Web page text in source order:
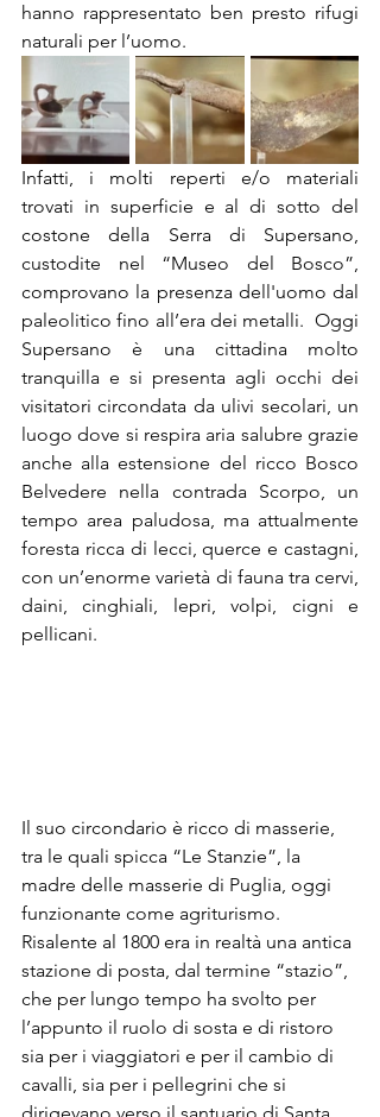
hanno rappresentato ben presto rifugi
naturali per l’uomo.
Infatti, i molti reperti e/o materiali
trovati in superficie e al di sotto del
costone della Serra di Supersano,
custodite nel “Museo del Bosco”,
comprovano la presenza dell'uomo dal
paleolitico fino all’era dei metalli.  Oggi
Supersano è una cittadina molto
tranquilla e si presenta agli occhi dei
visitatori circondata da ulivi secolari, un
luogo dove si respira aria salubre grazie
anche alla estensione del ricco Bosco
Belvedere nella contrada Scorpo, un
tempo area paludosa, ma attualmente
foresta ricca di lecci, querce e castagni,
con un’enorme varietà di fauna tra cervi,
daini, cinghiali, lepri, volpi, cigni e
pellicani.
Il suo circondario è ricco di masserie,
tra le quali spicca “Le Stanzie”, la
madre delle masserie di Puglia, oggi
funzionante come agriturismo.
Risalente al 1800 era in realtà una antica
stazione di posta, dal termine “stazio”,
che per lungo tempo ha svolto per
l’appunto il ruolo di sosta e di ristoro
sia per i viaggiatori e per il cambio di
cavalli, sia per i pellegrini che si
dirigevano verso il santuario di Santa